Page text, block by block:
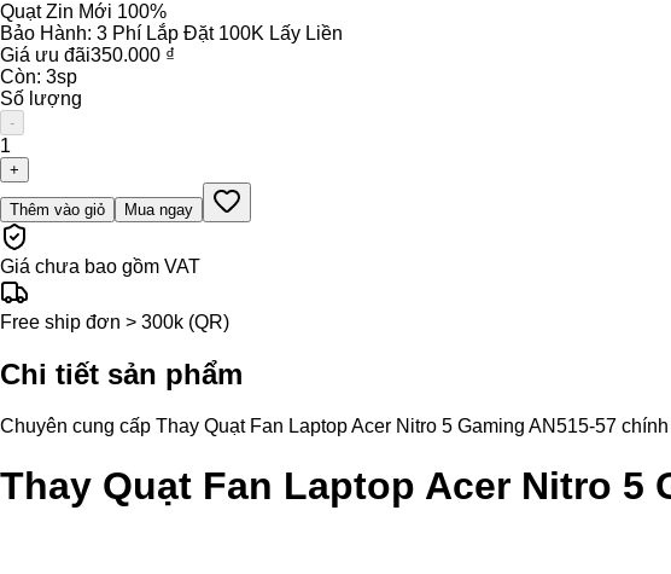
Quạt Zin Mới 100%
Bảo Hành: 3 Phí Lắp Đặt 100K Lấy Liền
Giá ưu đãi350.000 ₫
Còn: 3sp
Số lượng
-
1
+
Thêm vào giỏ Mua ngay
Giá chưa bao gồm VAT
Free ship đơn > 300k (QR)
Chi tiết sản phẩm
Chuyên cung cấp Thay Quạt Fan Laptop Acer Nitro 5 Gaming AN515-57
Thay Quạt Fan Laptop Acer Nitro 5